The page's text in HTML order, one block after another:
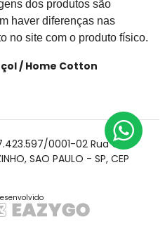
dos produtos são
haver diferenças nas
no site com o produto físico.
/ Home Cotton
0001-02 Rua Cel
SAO PAULO - SP, CEP